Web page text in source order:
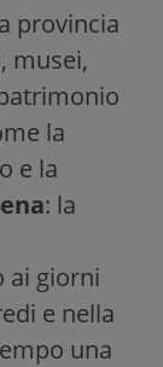
provincia
musei,
la
e la
: la
ai giorni
e nella
una